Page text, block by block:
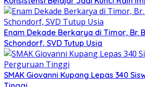
Enam Dekade Berkarya di Timor, Br.
Schondorf, SVD Tutup Usia
SMAK Giovanni Kupang Lepas 340